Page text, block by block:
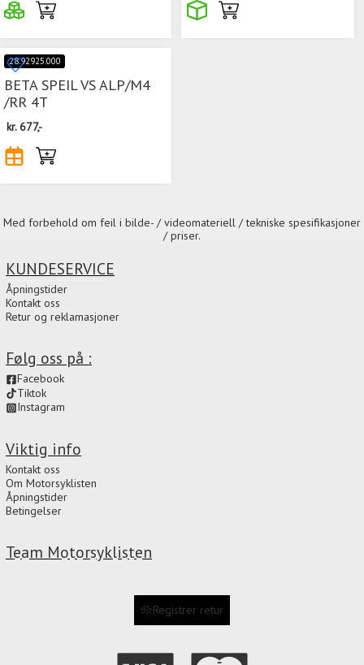
28.92925.000
BETA SPEIL VS ALP/M4
/RR 4T
kr.677,-
Med forbehold om feil i bilde- / videomateriell / tekniske spesifikasjoner
/ priser.
Team Motorsyklisten
Viktig info
Kontakt oss
Om Motorsyklisten
Åpningstider
Betingelser
Følg oss på :
Facebook
Tiktok
Instagram
KUNDESERVICE
Åpningstider
Kontakt oss
Retur og reklamasjoner
Registrer retur